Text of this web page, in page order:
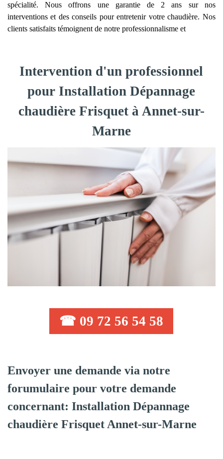
spécialité. Nous offrons une garantie de 2 ans sur nos
interventions et des conseils pour entretenir votre chaudière. Nos
clients satisfaits témoignent de notre professionnalisme et
Intervention d'un professionnel
pour Installation Dépannage
chaudière Frisquet à Annet-sur-
Marne
☎ 09 72 56 54 58
Envoyer une demande via notre
forumulaire pour votre demande
concernant: Installation Dépannage
chaudière Frisquet Annet-sur-Marne